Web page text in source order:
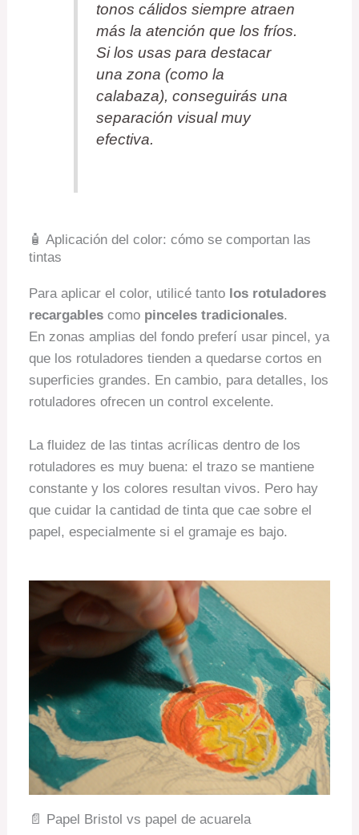
tonos cálidos siempre atraen
más la atención que los fríos.
Si los usas para destacar
una zona (como la
calabaza), conseguirás una
separación visual muy
efectiva.
🧴 Aplicación del color: cómo se comportan las
tintas
Para aplicar el color, utilicé tanto los rotuladores
recargables como pinceles tradicionales.
En zonas amplias del fondo preferí usar pincel, ya
que los rotuladores tienden a quedarse cortos en
superficies grandes. En cambio, para detalles, los
rotuladores ofrecen un control excelente.
La fluidez de las tintas acrílicas dentro de los
rotuladores es muy buena: el trazo se mantiene
constante y los colores resultan vivos. Pero hay
que cuidar la cantidad de tinta que cae sobre el
papel, especialmente si el gramaje es bajo.
📄 Papel Bristol vs papel de acuarela